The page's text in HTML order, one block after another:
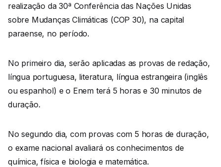
realização da 30ª Conferência das Nações Unidas
sobre Mudanças Climáticas (COP 30), na capital
paraense, no período.
No primeiro dia, serão aplicadas as provas de redação,
língua portuguesa, literatura, língua estrangeira (inglês
ou espanhol) e o Enem terá 5 horas e 30 minutos de
duração.
No segundo dia, com provas com 5 horas de duração,
o exame nacional avaliará os conhecimentos de
química, física e biologia e matemática.